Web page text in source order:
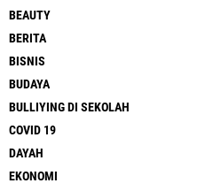
BEAUTY
BERITA
BISNIS
BUDAYA
BULLIYING DI SEKOLAH
COVID 19
DAYAH
EKONOMI